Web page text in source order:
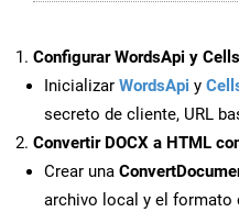
Configurar WordsApi y
Inicializar WordsApi y
secreto de cliente, URL
Convertir DOCX a HTML
Crear una
archivo local y el formato